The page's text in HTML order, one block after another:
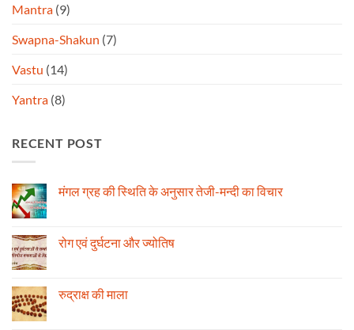
Mantra (9)
Swapna-Shakun (7)
Vastu (14)
Yantra (8)
RECENT POST
मंगल ग्रह की स्थिति के अनुसार तेजी-मन्दी का विचार
मंगल
ग्रह
अनुसार
तेजी-
रोग एवं दुर्घटना और ज्योतिष
रोग
एवं
रुद्राक्ष की माला